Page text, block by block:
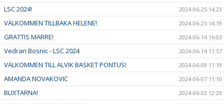
LSC 2024! 2024-06-25 14:23
VÄLKOMMEN TILLBAKA HELENE! 2024-06-25 14:19
GRATTIS MARRE! 2024-06-14 16:03
Vedran Bosnic - LSC 2024 2024-06-14 11:57
VÄLKOMMEN TILL ALVIK BASKET PONTUS! 2024-06-09 11:19
AMANDA NOVAKOVIC 2024-06-07 11:10
BLIXTARNA! 2024-06-03 12:29